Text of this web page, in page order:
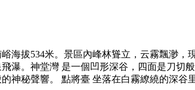
海拔534米。景區內峰林聳立，云霧飄渺
瀑。神堂灣 是一個凹形深谷，四面是刀
神秘聲響。 點將臺 坐落在白霧繚繞的深谷